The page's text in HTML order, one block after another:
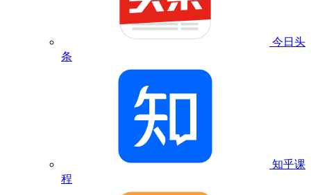
今日头
条
知乎课
程